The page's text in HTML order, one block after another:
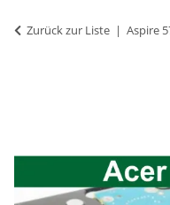
Zurück zur Liste Aspire